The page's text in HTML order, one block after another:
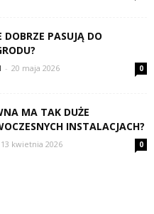
PASUJĄ DO
- 20 maja 2026 0
MA TAK DUŻE
INSTALACJACH?
13 kwietnia 2026 0